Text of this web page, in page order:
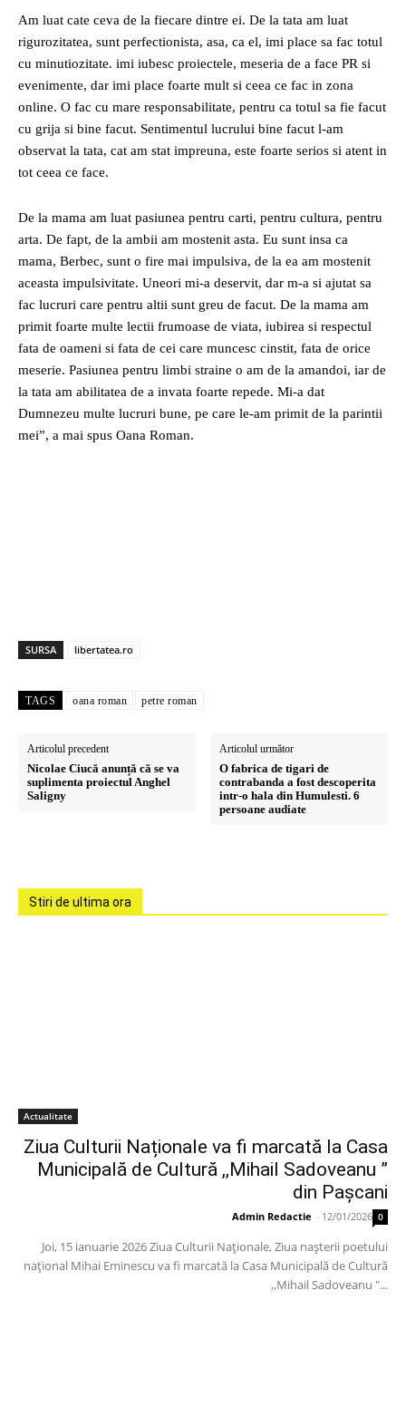
Am luat cate ceva de la fiecare dintre ei. De la tata am luat
rigurozitatea, sunt perfectionista, asa, ca el, imi place sa fac totul
cu minutiozitate. imi iubesc proiectele, meseria de a face PR si
evenimente, dar imi place foarte mult si ceea ce fac in zona
online. O fac cu mare responsabilitate, pentru ca totul sa fie facut
cu grija si bine facut. Sentimentul lucrului bine facut l-am
observat la tata, cat am stat impreuna, este foarte serios si atent in
tot ceea ce face.
De la mama am luat pasiunea pentru carti, pentru cultura, pentru
arta. De fapt, de la ambii am mostenit asta. Eu sunt insa ca
mama, Berbec, sunt o fire mai impulsiva, de la ea am mostenit
aceasta impulsivitate. Uneori mi-a deservit, dar m-a si ajutat sa
fac lucruri care pentru altii sunt greu de facut. De la mama am
primit foarte multe lectii frumoase de viata, iubirea si respectul
fata de oameni si fata de cei care muncesc cinstit, fata de orice
meserie. Pasiunea pentru limbi straine o am de la amandoi, iar de
la tata am abilitatea de a invata foarte repede. Mi-a dat
Dumnezeu multe lucruri bune, pe care le-am primit de la parintii
mei”, a mai spus Oana Roman.
SURSA libertatea.ro
TAGS oana roman petre roman
Articolul precedent
Nicolae Ciucă anunță că se va
suplimenta proiectul Anghel
Saligny
Articolul următor
O fabrica de tigari de
contrabanda a fost descoperita
intr-o hala din Humulesti. 6
persoane audiate
Stiri de ultima ora
Actualitate
Ziua Culturii Naționale va fi marcată la Casa
Municipală de Cultură ,,Mihail Sadoveanu ”
din Pașcani
Admin Redactie - 12/01/2026 0
Joi, 15 ianuarie 2026 Ziua Culturii Naționale, Ziua nașterii poetului
național Mihai Eminescu va fi marcată la Casa Municipală de Cultură
,,Mihail Sadoveanu "...